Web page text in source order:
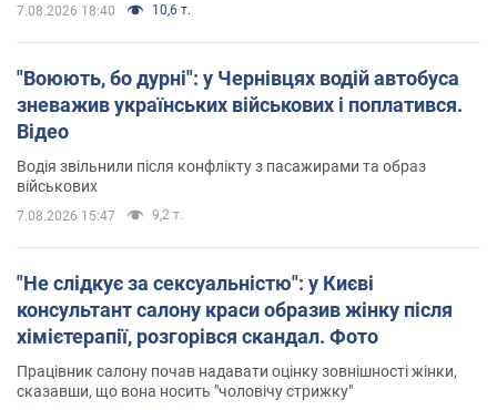
7.08.2026 18:40 10,6 т.
"Воюють, бо дурні": у Чернівцях водій автобуса
зневажив українських військових і поплатився.
Відео
Водія звільнили після конфлікту з пасажирами та образ
військових
7.08.2026 15:47 9,2 т.
"Не слідкує за сексуальністю": у Києві
консультант салону краси образив жінку після
хімієтерапії, розгорівся скандал. Фото
Працівник салону почав надавати оцінку зовнішності жінки,
сказавши, що вона носить "чоловічу стрижку"